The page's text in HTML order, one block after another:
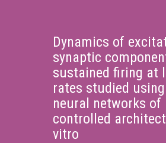
Dynamics of
synaptic
sustained firing at
rates studied using
neural networks of
controlled
vitro